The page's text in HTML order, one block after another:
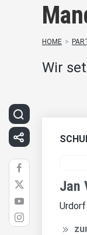
HOME >
Wir
Jan
Urdorf